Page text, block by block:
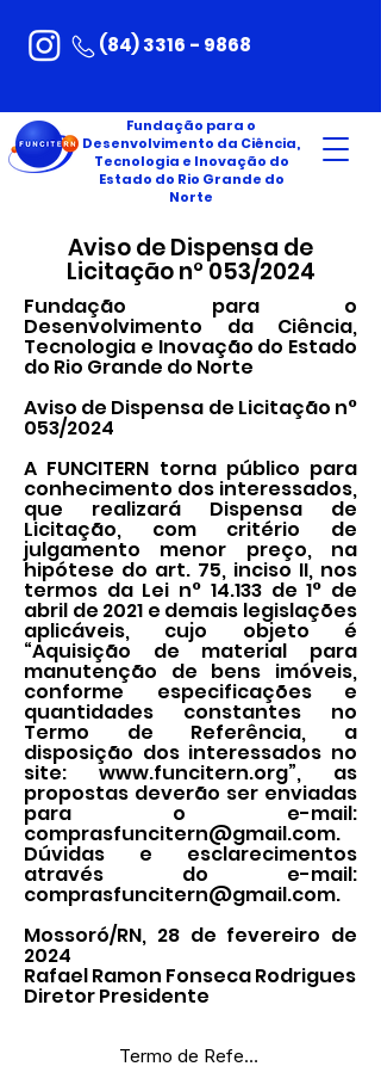
(84) 3316 - 9868
Fundação para o
Desenvolvimento da Ciência,
Tecnologia e Inovação do
Estado do Rio Grande do
Norte
Aviso de Dispensa de
Licitação n° 053/2024
Fundação para o
Desenvolvimento da Ciência,
Tecnologia e Inovação do Estado
do Rio Grande do Norte
Aviso de Dispensa de Licitação n°
053/2024
A FUNCITERN torna público para
conhecimento dos interessados,
que realizará Dispensa de
Licitação, com critério de
julgamento menor preço, na
hipótese do art. 75, inciso II, nos
termos da Lei n° 14.133 de 1° de
abril de 2021 e demais legislações
aplicáveis, cujo objeto é
“Aquisição de material para
manutenção de bens imóveis,
conforme especificações e
quantidades constantes no
Termo de Referência, a
disposição dos interessados no
site:www.funcitern.org”, as
propostas deverão ser enviadas
para o e-mail:
comprasfuncitern@gmail.com.
Dúvidas e esclarecimentos
através do e-mail:
comprasfuncitern@gmail.com.
Mossoró/RN, 28 de fevereiro de
2024
Rafael Ramon Fonseca Rodrigues
Diretor Presidente
Termo de Referência